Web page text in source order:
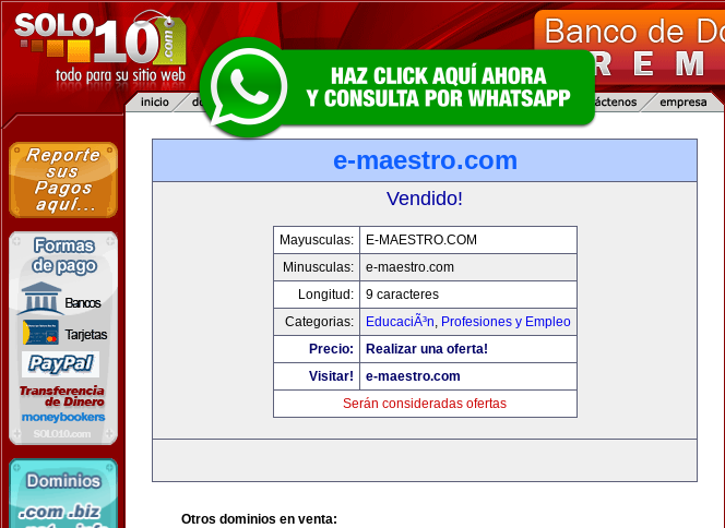
e-maestro.com
Vendido!
Mayusculas:
E-MAESTRO.COM
Minusculas:
e-maestro.com
Longitud:
9 caracteres
Categorias:
EducaciÃ³n, Profesiones y Empleo
Precio:
Realizar una oferta!
Visitar!
e-maestro.com
Serán consideradas ofertas
Otros dominios en venta: